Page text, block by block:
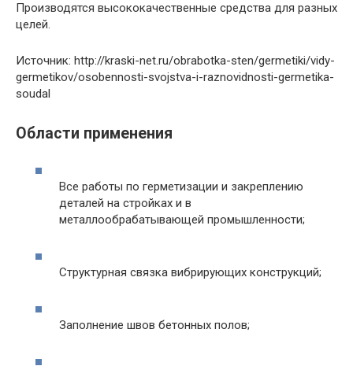
Производятся высококачественные средства для разных
целей.
Источник: http://kraski-net.ru/obrabotka-sten/germetiki/vidy-
germetikov/osobennosti-svojstva-i-raznovidnosti-germetika-
soudal
Области применения
Все работы по герметизации и закреплению
деталей на стройках и в
металлообрабатывающей промышленности;
Структурная связка вибрирующих конструкций;
Заполнение швов бетонных полов;